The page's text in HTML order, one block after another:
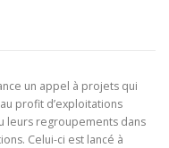
un appel à projets qui
profit d’exploitations
leurs regroupements dans
Celui-ci est lancé à